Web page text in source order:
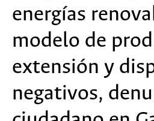
energías
modelo de
extensión y
negativos,